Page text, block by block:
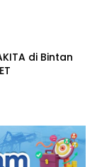
di Bintan